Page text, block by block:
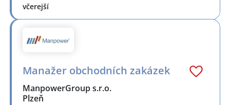
včerejší
Manažer obchodních zakázek
ManpowerGroup s.r.o.
Plzeň